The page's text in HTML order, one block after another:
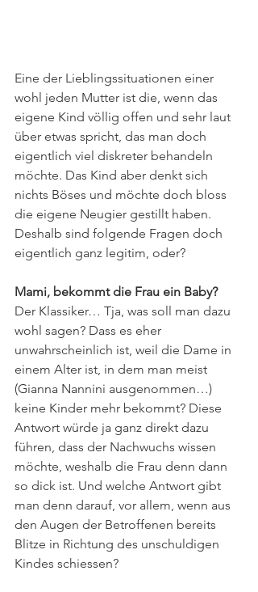
Eine der Lieblingssituationen einer
wohl jeden Mutter ist die, wenn das
eigene Kind völlig offen und sehr laut
über etwas spricht, das man doch
eigentlich viel diskreter behandeln
möchte. Das Kind aber denkt sich
nichts Böses und möchte doch bloss
die eigene Neugier gestillt haben.
Deshalb sind folgende Fragen doch
eigentlich ganz legitim, oder?
Mami, bekommt die Frau ein Baby?
Der Klassiker… Tja, was soll man dazu
wohl sagen? Dass es eher
unwahrscheinlich ist, weil die Dame in
einem Alter ist, in dem man meist
(Gianna Nannini ausgenommen…)
keine Kinder mehr bekommt? Diese
Antwort würde ja ganz direkt dazu
führen, dass der Nachwuchs wissen
möchte, weshalb die Frau denn dann
so dick ist. Und welche Antwort gibt
man denn darauf, vor allem, wenn aus
den Augen der Betroffenen bereits
Blitze in Richtung des unschuldigen
Kindes schiessen?